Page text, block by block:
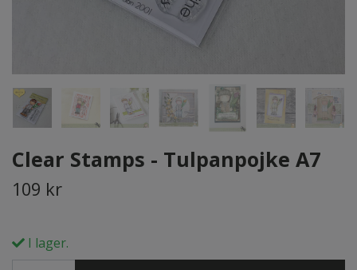
Clear Stamps - Tulpanpojke A7
109 kr
I lager.